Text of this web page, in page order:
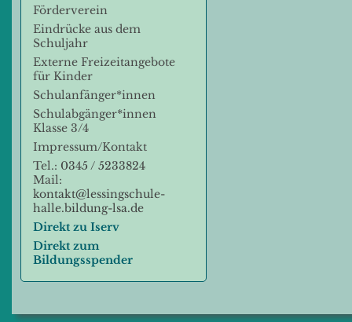
Förderverein
Eindrücke aus dem
Schuljahr
Externe Freizeitangebote
für Kinder
Schulanfänger*innen
Schulabgänger*innen
Klasse 3/4
Impressum/Kontakt
Tel.: 0345 / 5233824
Mail:
kontakt@lessingschule-
halle.bildung-lsa.de
Direkt zu Iserv
Direkt zum
Bildungsspender